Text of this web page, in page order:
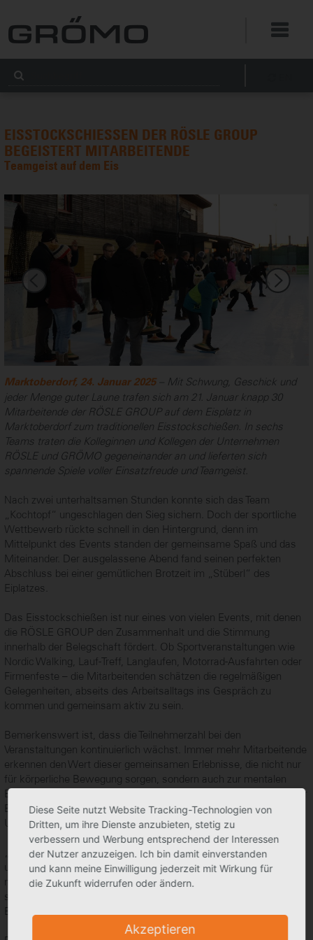
EISSTOCKSCHIESSEN DER RÖSLE GROUP B
EGEISTERT MITARBEITENDE
Teamgeist auf dem Eis
Marktoberdorf, 24. Januar 2025– Mit Schwung, Geschick und
jeder Menge guter Laune trafen sich am 21. Januar knapp 30
Mitarbeitende der RÖSLE GROUP auf dem Eisplatz in
Marktoberdorf zum traditionellen Eisstockschießen. In sechs
Teams traten die Kolleginnen und Kollegen der Unternehmen
RÖSLE und GRÖMO gegeneinander an und lieferten sich
spannende Spiele voller Einsatzfreude und Teamgeist.
Nach zwei unterhaltsamen Stunden konnte sich das Team
„Kochtopf“ ungeschlagen den Sieg sichern. Doch der sportliche
Wettbewerb rückte schnell in den Hintergrund, denn im
Mittelpunkt des Events standen der gemeinsame Spaß und das
Miteinander. Der ausgelassene Abend fand seinen perfekten
Abschluss bei einer gemütlichen Brotzeit im „Stüberl“ des
Eiplatzes.
Das Eisstockschießen ist nur eines von vielen Events, mit denen
die RÖSLE GROUP den Zusammenhalt und die Stimmung
innerhalb der Belegschaft fördert. Ob Sportveranstaltungen wie
Nordic Walking, Lauf-Treff, Langlaufen, Motorrad-Ausfahrten oder
Firmenfeste – die Mitarbeitenden schätzen die regelmäßigen
Gelegenheiten, abseits des Arbeitsalltags ins Gespräch zu
kommen und gemeinsam aktiv zu sein.
Bemerkenswert ist, dass die Teilnehmerzahl bei den
Veranstaltungen kontinuierlich wächst. Immer mehr Mitarbeitende
erkennen den Wert dieser gemeinsamen Erlebnisse, die nicht nur
für körperliche Bewegung sorgen, sondern auch zur mentalen
Erholung beitragen. Die Freude und Begeisterung, die während der
Events spürbar sind, tragen dazu bei, eine positive
Unternehmenskultur zu fördern.
„Die Begeisterung unserer Mitarbeiter bei diesen Events ist für
uns der beste Beweis, dass wir auf dem richtigen Weg sind. Es
macht Freude zu sehen, wie viel Spaß alle haben und wie positiv
sich das auf den Arbeitsalltag auswirkt,“ erklärt Lydia Weiß,
Betriebsratsvorsitzende der RÖSLE GROUP.
Diese Seite nutzt Website Tracking-Technologien von
Dritten, um ihre Dienste anzubieten, stetig zu
verbessern und Werbung entsprechend der Interessen
der Nutzer anzuzeigen. Ich bin damit einverstanden
und kann meine Einwilligung jederzeit mit Wirkung für
die Zukunft widerrufen oder ändern.
Akzeptieren